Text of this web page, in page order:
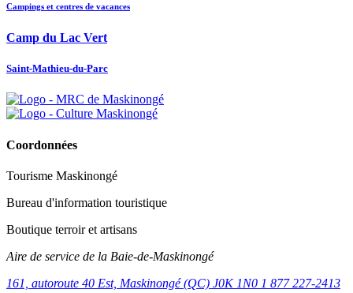
Campings et centres de vacances
Camp du Lac Vert
Saint-Mathieu-du-Parc
Coordonnées
Tourisme Maskinongé
Bureau d'information touristique
Boutique terroir et artisans
Aire de service de la Baie-de-Maskinongé
161, autoroute 40 Est, Maskinongé (QC) J0K 1N0 1 877 227-2413